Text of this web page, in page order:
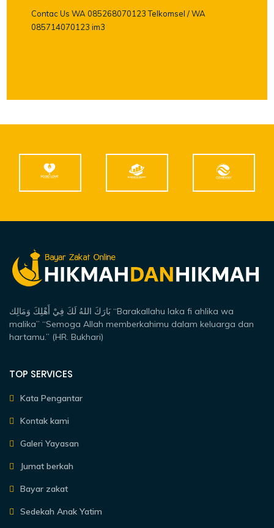
Contac Us WA 085268070123 Telkomsel / WA
085714070123 im3
بَارَكَ اللهُ لَكَ فِيْ أَهْلِكَ وَمَالِك “Barakallahu laka fi ahlika wa
malika” “Semoga Allah memberkahimu dalam keluarga dan
hartamu.” (HR. Bukhari)
TOP SERVICES
Kata Pengantar
Kontak kami
Galeri Yayasan
Jumat berkah
Bayar zakat
Sedekah Anak Yatim